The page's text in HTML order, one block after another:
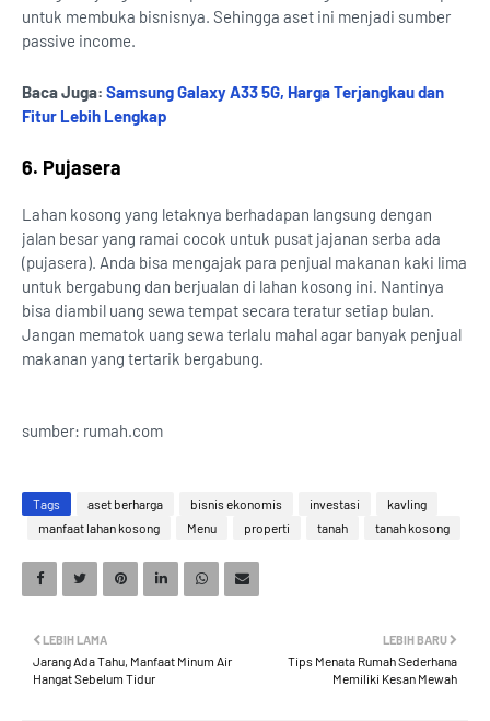
untuk membuka bisnisnya. Sehingga aset ini menjadi sumber
passive income.
Baca Juga: Samsung Galaxy A33 5G, Harga Terjangkau dan
Fitur Lebih Lengkap
6. Pujasera
Lahan kosong yang letaknya berhadapan langsung dengan
jalan besar yang ramai cocok untuk pusat jajanan serba ada
(pujasera). Anda bisa mengajak para penjual makanan kaki lima
untuk bergabung dan berjualan di lahan kosong ini. Nantinya
bisa diambil uang sewa tempat secara teratur setiap bulan.
Jangan mematok uang sewa terlalu mahal agar banyak penjual
makanan yang tertarik bergabung.
sumber: rumah.com
Tags aset berharga bisnis ekonomis investasi
kavling
manfaat lahan kosong
Menu properti tanah tanah kosong
LEBIH BARU
Tips Menata Rumah Sederhana
Memiliki Kesan Mewah
LEBIH LAMA
Jarang Ada Tahu, Manfaat Minum Air
Hangat Sebelum Tidur